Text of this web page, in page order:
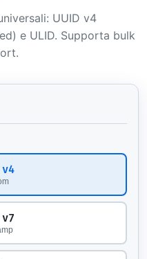
UUID v4
e ULID. Supporta bulk